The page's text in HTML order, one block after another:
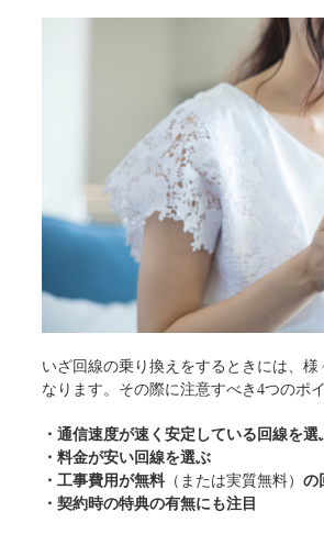
いざ回線の乗り換えをするときには、
なります。その際に注意すべき4つのポ
・通信速度が速く安定している回線を選
・料金が安い回線を選ぶ
・工事費用が無料 （または実質無料） の
・契約時の特典の有無にも注目